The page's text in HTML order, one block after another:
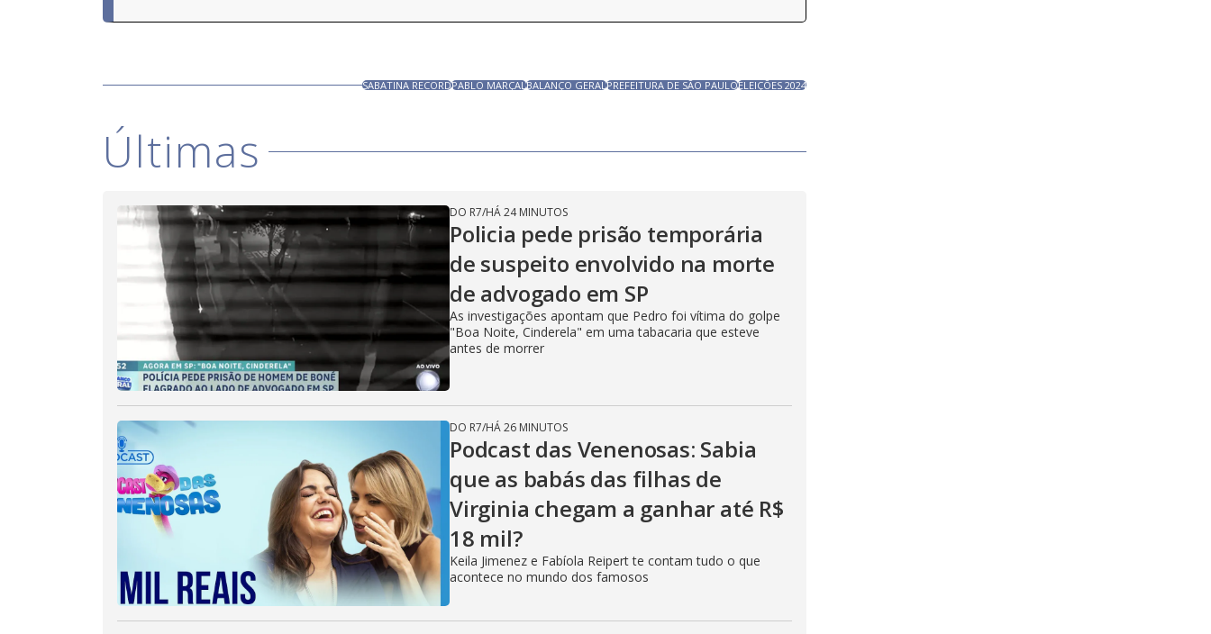
SABATINA RECORDPABLO MARÇALBALANÇO GERALPREFEITURA DE SÃO PAULOELEIÇÕES 2024
Últimas
DO R7/HÁ 24 MINUTOS
Policia pede prisão temporária
de suspeito envolvido na morte
de advogado em SP
As investigações apontam que Pedro foi vítima do golpe
"Boa Noite, Cinderela" em uma tabacaria que esteve
antes de morrer
DO R7/HÁ 26 MINUTOS
Podcast das Venenosas: Sabia
que as babás das filhas de
Virginia chegam a ganhar até R$
18 mil?
Keila Jimenez e Fabíola Reipert te contam tudo o que
acontece no mundo dos famosos